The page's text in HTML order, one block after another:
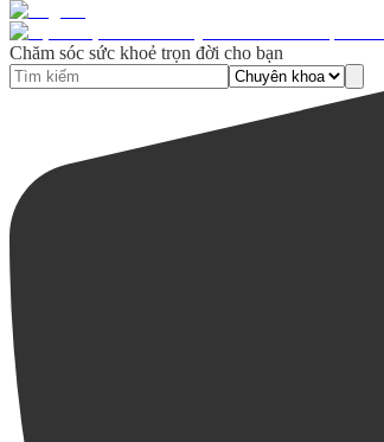
Chăm sóc sức khoẻ trọn đời cho bạn